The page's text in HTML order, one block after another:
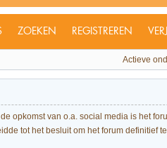
ZOEKEN REGISTREREN
Actieve
opkomst van o.a. social media is het
tot het besluit om het forum definitief